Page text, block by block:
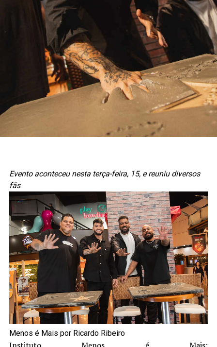
Evento aconteceu nesta terça-feira, 15, e reuniu diversos
fãs
Menos é Mais por Ricardo Ribeiro